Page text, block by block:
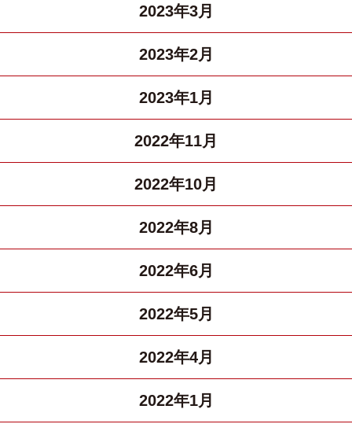
2023年3月
2023年2月
2023年1月
2022年11月
2022年10月
2022年8月
2022年6月
2022年5月
2022年4月
2022年1月